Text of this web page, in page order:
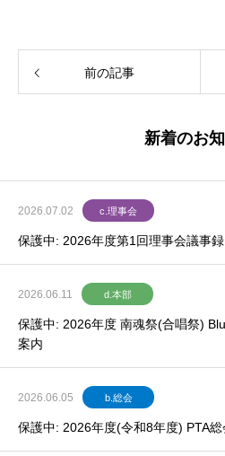
前の記事
新着のお
2026.07.02 c.理事会
保護中: 2026年度第1回理事会議事録
2026.06.11 d.本部
保護中: 2026年度 南魂祭(合唱祭)
案内
2026.06.05 b.総会
保護中: 2026年度(令和8年度) PTA